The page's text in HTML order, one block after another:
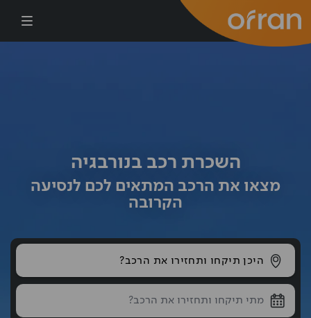
השכרת רכב בנורבגיה
מצאו את הרכב המתאים לכם לנסיעה
הקרובה
היכן תיקחו ותחזירו את הרכב?